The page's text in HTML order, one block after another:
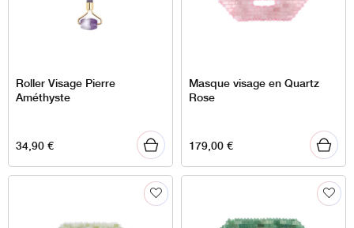
Roller Visage Pierre
Améthyste
34,90€
Masque visage en Quartz
Rose
179,00€